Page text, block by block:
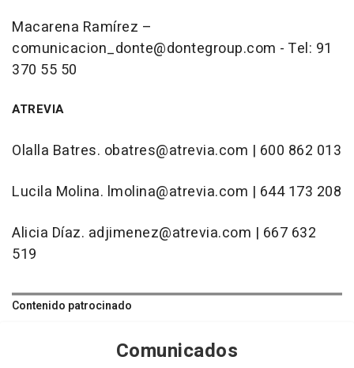
Macarena Ramírez –
comunicacion_donte@dontegroup.com - Tel: 91
370 55 50
ATREVIA
Olalla Batres. obatres@atrevia.com | 600 862 013
Lucila Molina. lmolina@atrevia.com | 644 173 208
Alicia Díaz. adjimenez@atrevia.com | 667 632
519
Contenido patrocinado
Comunicados